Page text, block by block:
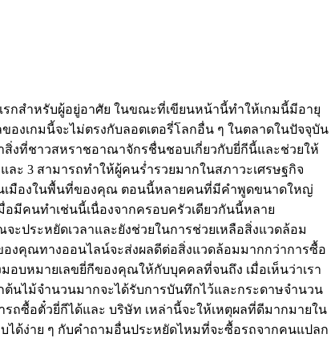
รกสำหรับผู้อยู่อาศัย ในขณะที่เขียนหน้านี้ทำให้เกมนี้มีอายุ
งเกมนี้จะไม่ตรงกับลอตเตอรี่โลกอื่น ๆ ในตลาดในปัจจุบัน
สิ่งที่ชาวสหราชอาณาจักรชื่นชอบเกี่ยวกับยี่กีนี้และช่วยให้
ะ 3 สามารถทำให้ผู้คนร่ำรวยมากในสภาวะเศรษฐกิจ
เมืองในพื้นที่ของคุณ ตอนนี้หลายคนที่มีคำพูดขนาดใหญ่
มีคนทำเช่นนี้เนื่องจากครอบครัวเดียวกันนี้หลาย
ะประหยัดเวลาและยังช่วยในการช่วยเหลือสิ่งแวดล้อม
งคุณทางออนไลน์จะส่งผลดีต่อสิ่งแวดล้อมมากกว่าการซื้อ
บหมายเลขยี่กีของคุณให้กับบุคคลที่จนถึง เมื่อเห็นว่าเรา
ต้นไม้จำนวนมากจะได้รับการบันทึกไว้และกระดาษจำนวน
ถซื้อตั๋วยี่กีได้และ บริษัท เหล่านี้จะให้เหตุผลที่ดีมากมายใน
ด้ง่าย ๆ กับคำถามอื่นประหยัดไหมที่จะซื้อรถจากคนแปลก